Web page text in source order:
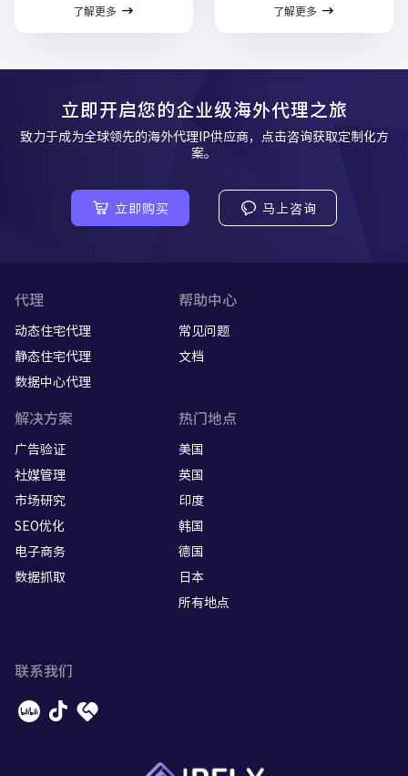
了解更多 了解更多
立即开启您的企业级海外代理之旅
致力于成为全球领先的海外代理IP供应商，点击咨询获取定制化方
案。
立即购买 马上咨询
联系我们
代理
动态住宅代理
静态住宅代理
数据中心代理
帮助中心
常见问题
文档
解决方案
广告验证
社媒管理
市场研究
SEO优化
电子商务
数据抓取
热门地点
美国
英国
印度
韩国
德国
日本
所有地点